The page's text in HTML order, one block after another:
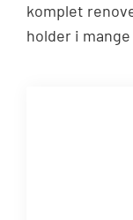
komplet
holder i mange